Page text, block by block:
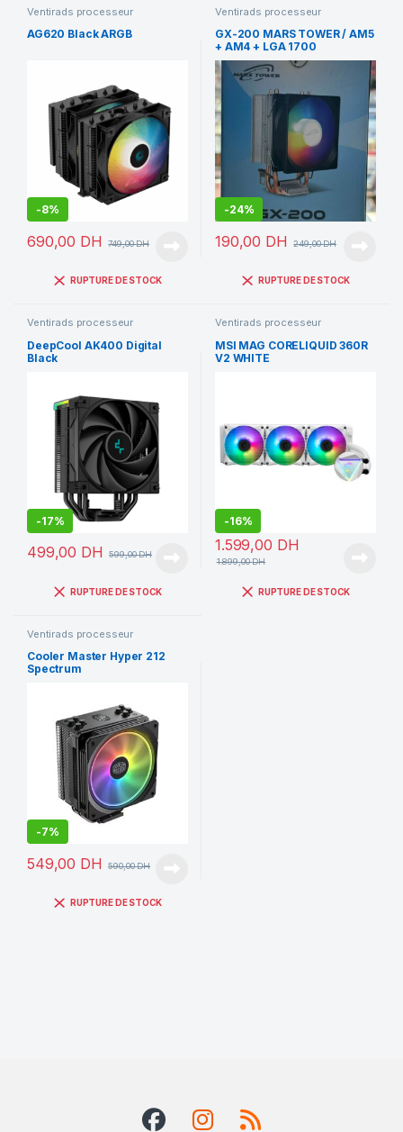
Ventirads processeur
AG620 Black ARGB
-8%
690,00 DH 749,00DH
RUPTURE DE STOCK
Ventirads processeur
GX-200 MARS TOWER / AM5
+ AM4 + LGA 1700
-24%
190,00 DH 249,00DH
RUPTURE DE STOCK
Ventirads processeur
DeepCool AK400 Digital
Black
-17%
499,00 DH 599,00DH
RUPTURE DE STOCK
Ventirads processeur
MSI MAG CORELIQUID 360R
V2 WHITE
-16%
1.599,00 DH
1.899,00DH
RUPTURE DE STOCK
Ventirads processeur
Cooler Master Hyper 212
Spectrum
-7%
549,00 DH 590,00DH
RUPTURE DE STOCK